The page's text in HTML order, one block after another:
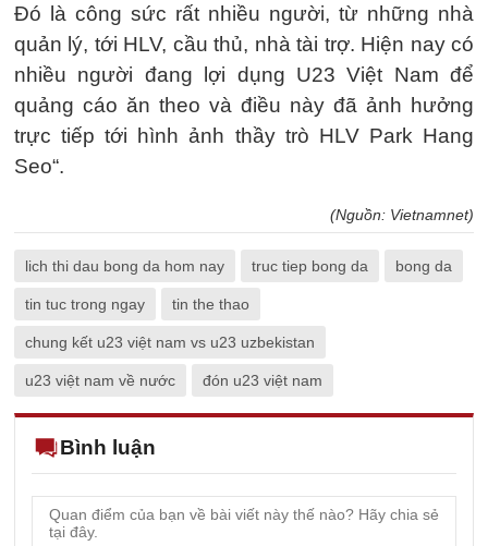
Đó là công sức rất nhiều người, từ những nhà
quản lý, tới HLV, cầu thủ, nhà tài trợ. Hiện nay có
nhiều người đang lợi dụng U23 Việt Nam để
quảng cáo ăn theo và điều này đã ảnh hưởng
trực tiếp tới hình ảnh thầy trò HLV Park Hang
Seo“.
(Nguồn: Vietnamnet)
lich thi dau bong da hom nay truc tiep bong da bong da
tin tuc trong ngay tin the thao
chung kết u23 việt nam vs u23 uzbekistan
u23 việt nam về nước đón u23 việt nam
Bình luận